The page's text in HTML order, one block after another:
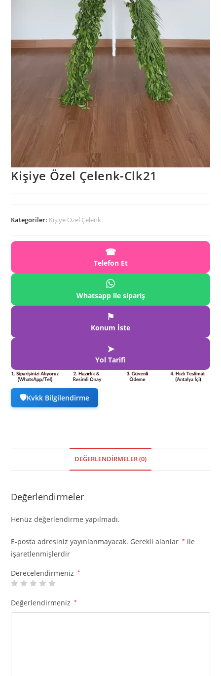
Kişiye Özel Çelenk-Clk21
Kategoriler: Kişiye Özel Çelenk
☎
Telefon Et
Whatsapp ile sipariş
⚑
Konum İste
➤
Yol Tarifi
🛡Kvkk Bilgilendirme
DEĞERLENDIRMELER (0)
Değerlendirmeler
Henüz değerlendirme yapılmadı.
E-posta adresiniz yayınlanmayacak. Gerekli alanlar * ile
işaretlenmişlerdir
Derecelendirmeniz *
Değerlendirmeniz *